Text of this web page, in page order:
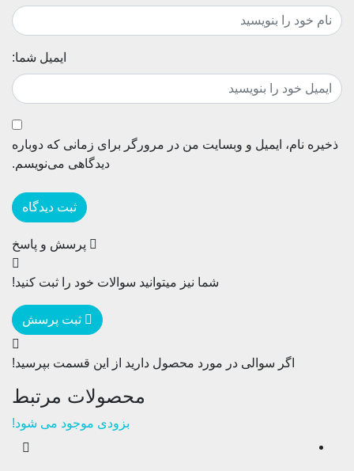
ایمیل شما:
ذخیره نام، ایمیل و وبسایت من در مرورگر برای زمانی که دوباره
دیدگاهی می‌نویسم.
پرسش و پاسخ
شما نیز میتوانید سوالات خود را ثبت کنید!
اگر سوالی در مورد محصول دارید از این قسمت بپرسید!
محصولات مرتبط
بزودی موجود می شود!